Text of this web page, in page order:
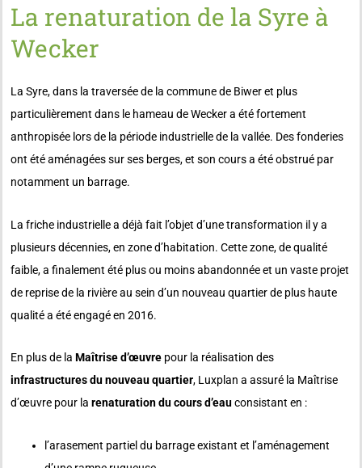
La renaturation de la Syre à
Wecker
La Syre, dans la traversée de la commune de Biwer et plus
particulièrement dans le hameau de Wecker a été fortement
anthropisée lors de la période industrielle de la vallée. Des fonderies
ont été aménagées sur ses berges, et son cours a été obstrué par
notamment un barrage.
La friche industrielle a déjà fait l’objet d’une transformation il y a
plusieurs décennies, en zone d’habitation. Cette zone, de qualité
faible, a finalement été plus ou moins abandonnée et un vaste projet
de reprise de la rivière au sein d’un nouveau quartier de plus haute
qualité a été engagé en 2016.
En plus de la Maîtrise d’œuvre pour la réalisation des
infrastructures du nouveau quartier, Luxplan a assuré la Maîtrise
d’œuvre pour la renaturation du cours d’eauconsistant en :
l’arasement partiel du barrage existant et l’aménagement